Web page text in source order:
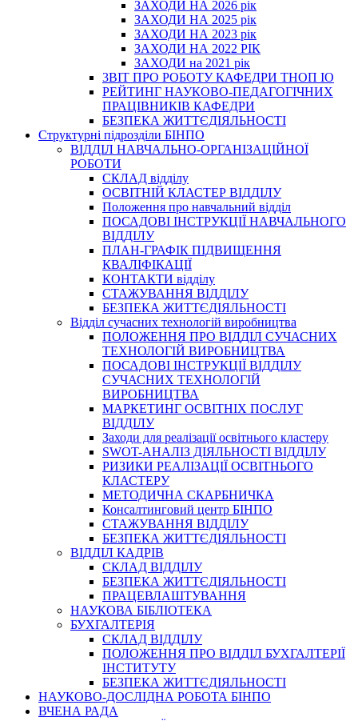
ЗАХОДИ НА 2026 рік
ЗАХОДИ НА 2025 рік
ЗАХОДИ НА 2023 рік
ЗАХОДИ НА 2022 РІК
ЗАХОДИ на 2021 рік
3BIT ПРО РОБОТУ КАФЕДРИ ТНОП ІО
РЕЙТИНГ НАУКОВО-ПЕДАГОГІЧНИХ
ПРАЦІВНИКІВ КАФЕДРИ
БЕЗПЕКА ЖИТТЄДІЯЛЬНОСТІ
Структурні підрозділи БІНПО
ВІДДІЛ НАВЧАЛЬНО-ОРГАНІЗАЦІЙНОЇ
РОБОТИ
СКЛАД відділу
ОСВІТНІЙ КЛАСТЕР ВІДДІЛУ
Положення про навчальний вiддiл
ПОСАДОВІ ІНСТРУКЦІЇ НАВЧАЛЬНОГО
ВІДДІЛУ
ПЛАН-ГРАФІК ПІДВИЩЕННЯ
КВАЛІФІКАЦІЇ
КОНТАКТИ відділу
СТАЖУВАННЯ ВІДДІЛУ
БЕЗПЕКА ЖИТТЄДІЯЛЬНОСТІ
Відділ сучасних технологій виробництва
ПОЛОЖЕННЯ ПРО ВІДДІЛ СУЧАСНИХ
ТЕХНОЛОГІЙ ВИРОБНИЦТВА
ПОСАДОВІ ІНСТРУКЦІЇ ВІДДІЛУ
СУЧАСНИХ ТЕХНОЛОГІЙ
ВИРОБНИЦТВА
МАРКЕТИНГ ОСВІТНІХ ПОСЛУГ
ВІДДІЛУ
Заходи для реалізації освітнього кластеру
SWOT-АНАЛІЗ ДІЯЛЬНОСТІ ВІДДІЛУ
РИЗИКИ РЕАЛІЗАЦІЇ ОСВІТНЬОГО
КЛАСТЕРУ
МЕТОДИЧНА СКАРБНИЧКА
Консалтинговий центр БІНПО
СТАЖУВАННЯ ВІДДІЛУ
БЕЗПЕКА ЖИТТЄДІЯЛЬНОСТІ
ВІДДІЛ КАДРІВ
СКЛАД ВІДДІЛУ
БЕЗПЕКА ЖИТТЄДІЯЛЬНОСТІ
ПРАЦЕВЛАШТУВАННЯ
НАУКОВА БІБЛІОТЕКА
БУХГАЛТЕРІЯ
СКЛАД ВІДДІЛУ
ПОЛОЖЕННЯ ПРО ВІДДІЛ БУХГАЛТЕРІЇ
ІНСТИТУТУ
БЕЗПЕКА ЖИТТЄДІЯЛЬНОСТІ
НАУКОВО-ДОСЛІДНА РОБОТА БІНПО
ВЧЕНА РАДА